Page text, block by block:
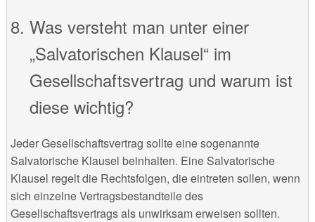
Was versteht man unter einer
„Salvatorischen Klausel“ im
Gesellschaftsvertrag und warum ist
diese wichtig?
Jeder Gesellschaftsvertrag sollte eine sogenannte
Salvatorische Klausel beinhalten. Eine Salvatorische
Klausel regelt die Rechtsfolgen, die eintreten sollen, wenn
sich einzelne Vertragsbestandteile des
Gesellschaftsvertrags als unwirksam erweisen sollten.